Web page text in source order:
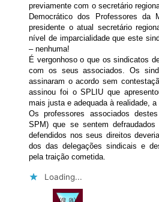
previamente com o secretário
Democrático dos Professores da
presidente o atual secretário
nível de imparcialidade que este
– nenhuma!
É vergonhoso o que os sindicatos
com os seus associados. Os
assinaram o acordo sem
assinou foi o SPLIU que
mais justa e adequada à realidade, a
Os professores associados
SPM) que se sentem
defendidos nos seus direitos
dos das delegações sindicais e
pela traição cometida.
Loading...